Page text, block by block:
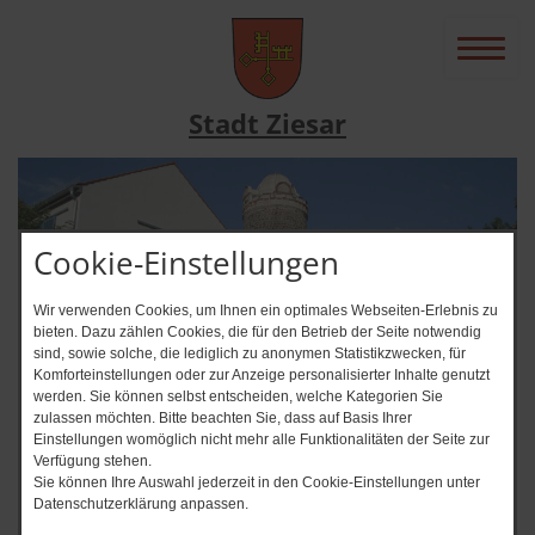
Cookie-Einstellungen
Wir verwenden Cookies, um Ihnen ein optimales Webseiten-Erlebnis zu
bieten. Dazu zählen Cookies, die für den Betrieb der Seite notwendig
sind, sowie solche, die lediglich zu anonymen Statistikzwecken, für
Komforteinstellungen oder zur Anzeige personalisierter Inhalte genutzt
werden. Sie können selbst entscheiden, welche Kategorien Sie
zulassen möchten. Bitte beachten Sie, dass auf Basis Ihrer
Einstellungen womöglich nicht mehr alle Funktionalitäten der Seite zur
Verfügung stehen.
Sie können Ihre Auswahl jederzeit in den Cookie-Einstellungen unter
Datenschutzerklärung anpassen.
Stadt Ziesar
News-Ticker
Immer auf dem Laufenden? +